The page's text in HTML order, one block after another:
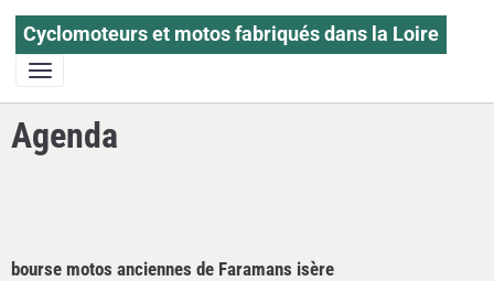
Cyclomoteurs et motos fabriqués dans la Loire
Agenda
bourse motos anciennes de Faramans isère